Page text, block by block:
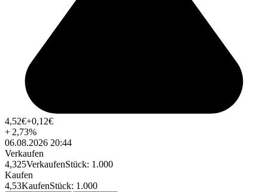
4,52€+0,12€
+ 2,73%
06.08.2026 20:44
Verkaufen
4,325VerkaufenStück: 1.000
Kaufen
4,53KaufenStück: 1.000